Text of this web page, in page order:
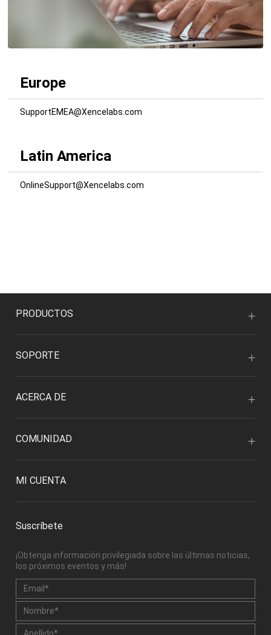
Europe
SupportEMEA@Xencelabs.com
Latin America
OnlineSupport@Xencelabs.com
PRODUCTOS
SOPORTE
ACERCA DE
COMUNIDAD
MI CUENTA
Suscríbete
¡Obtenga información privilegiada sobre las últimas noticias,
los próximos eventos y más!